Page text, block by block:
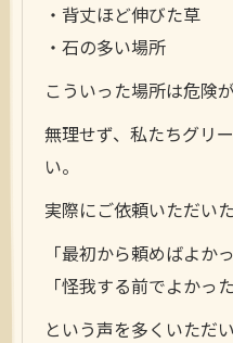
・背丈ほど伸びた草
・石の多い場所
こういった場所は危険
無理せず、私たちグリ
い。
実際にご依頼いただい
「最初から頼めばよか
「怪我する前でよかった
という声を多くい